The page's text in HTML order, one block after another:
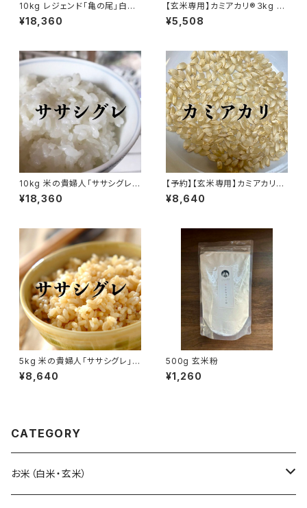
10kg レジェンド「亀の尾」白米・
分づき米
¥18,360
【玄米専用】カミアカリ®３kg 自
然栽培米（無農薬・無施肥）
¥5,508
10kg 米の貴婦人「ササシグレ」
白米・分づき米
¥18,360
【予約】【玄米専用】カミアカリ®
5kg 自然栽培米（無農薬・無施
肥）
¥8,640
5kg 米の貴婦人「ササシグレ」
玄米
¥8,640
500g 玄米粉
¥1,260
CATEGORY
お米（白米・玄米）